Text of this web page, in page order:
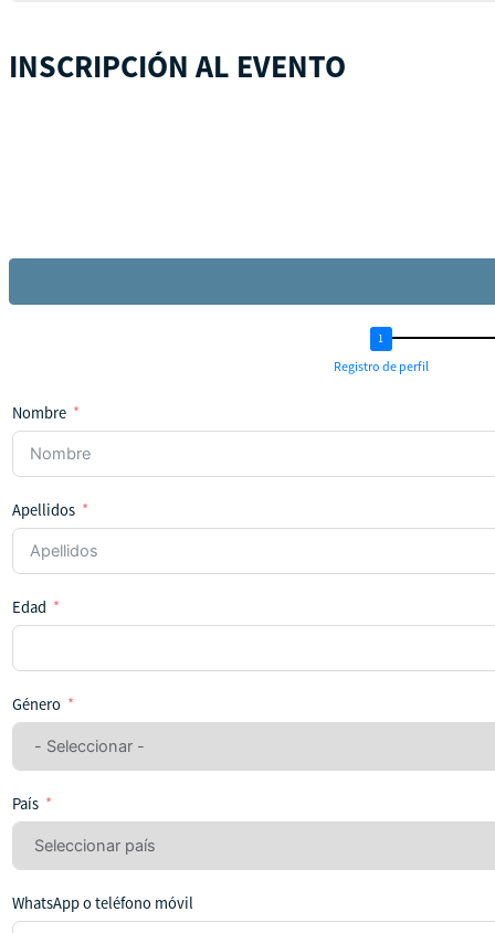
INSCRIPCIÓN AL EVENTO
Registro de perfil
Nombre
Apellidos
Edad
Género
País
WhatsApp o teléfono móvil